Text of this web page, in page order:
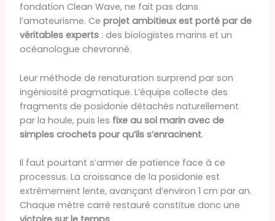
fondation Clean Wave, ne fait pas dans
l’amateurisme. Ce projet ambitieux est porté par de
véritables experts: des biologistes marins et un
océanologue chevronné.
Leur méthode de renaturation surprend par son
ingéniosité pragmatique. L’équipe collecte des
fragments de posidonie détachés naturellement
par la houle, puis les fixe au sol marin avec de
simples crochets pour qu’ils s’enracinent.
Il faut pourtant s’armer de patience face à ce
processus. La croissance de la posidonie est
extrêmement lente, avançant d’environ 1 cm par an.
Chaque mètre carré restauré constitue donc une